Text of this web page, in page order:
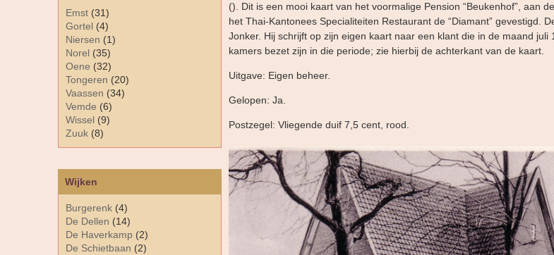
Emst (31)
Gortel (4)
Niersen (1)
Norel (35)
Oene (32)
Tongeren (20)
Vaassen (34)
Vemde (6)
Wissel (9)
Zuuk (8)
Wijken
Burgerenk (4)
De Dellen (14)
De Haverkamp (2)
De Schietbaan (2)
(). Dit is een mooi kaart van het voormalige Pension “Beukenhof”, aan
het Thai-Kantonees Specialiteiten Restaurant de “Diamant” gevestigd.
Jonker. Hij schrijft op zijn eigen kaart naar een klant die in de maand
kamers bezet zijn in die periode; zie hierbij de achterkant van de kaart.
Uitgave: Eigen beheer.
Gelopen: Ja.
Postzegel: Vliegende duif 7,5 cent, rood.